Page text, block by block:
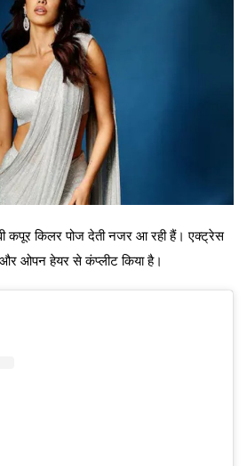
कपूर किलर पोज देती नजर आ रही हैं। एक्ट्रेस
ओपन हेयर से कंप्लीट किया है।